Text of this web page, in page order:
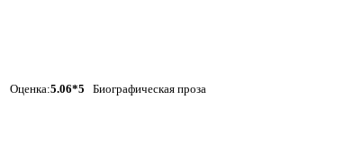
Оценка:5.06*5 Биографическая проза